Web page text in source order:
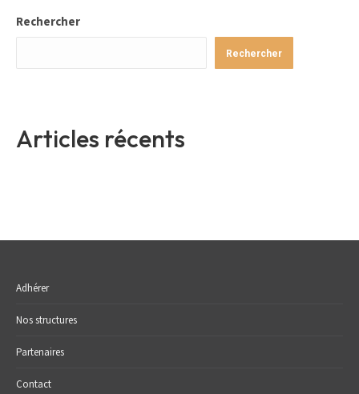
Rechercher
Rechercher
Articles récents
Adhérer
Nos structures
Partenaires
Contact